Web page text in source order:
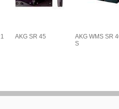
AKG SR 45
AKG WMS SR
S